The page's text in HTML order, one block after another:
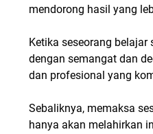
mendorong hasil yang
Ketika seseorang
dengan semangat dan
dan profesional yang
Sebaliknya, memaksa
hanya akan melahirkan